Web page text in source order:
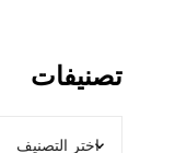
تصنيفات